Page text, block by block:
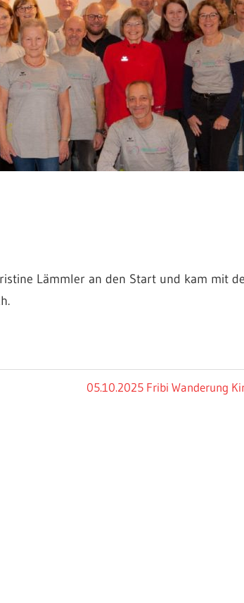
Lämmler an den Start und kam mit
Nächster
05.10.2025 Fribi Wanderung